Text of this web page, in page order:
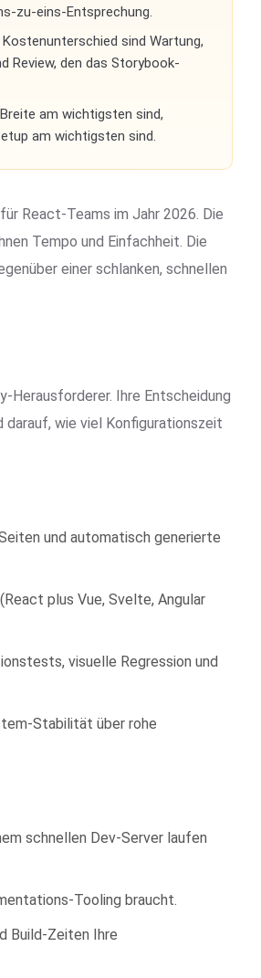
zu-eins-Entsprechung.
sind Wartung,
Review, den das Storybook-
am wichtigsten sind,
am wichtigsten sind.
React-Teams im Jahr 2026. Die
Tempo und Einfachheit. Die
einer schlanken, schnellen
Ihre Entscheidung
darauf, wie viel Konfigurationszeit
und automatisch generierte
plus Vue, Svelte, Angular
visuelle Regression und
Stabilität über rohe
schnellen Dev-Server laufen
Tooling braucht.
Build-Zeiten Ihre